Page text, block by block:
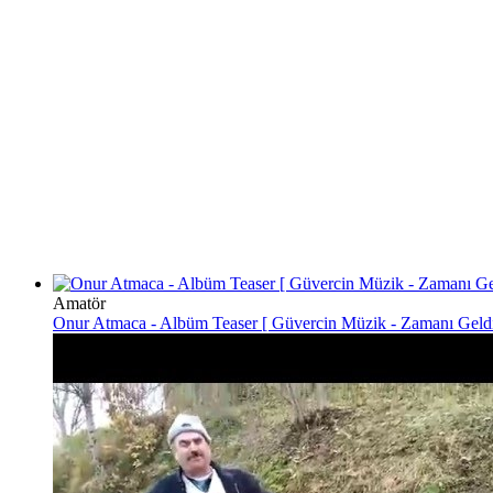
Amatör
Onur Atmaca - Albüm Teaser [ Güvercin Müzik - Zamanı